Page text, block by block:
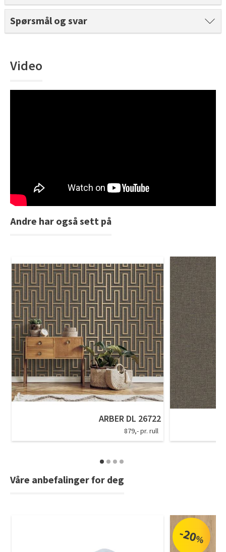
Bli inspirert av nye fargepaletter fra Årets Farge 2026!
Tarkett Shade Eik Soft Beige Parkett
Spørsmål og svar
Video
Andre har også sett på
ARBER DL 26722
879,- pr. rull
Våre anbefalinger for deg
-20%